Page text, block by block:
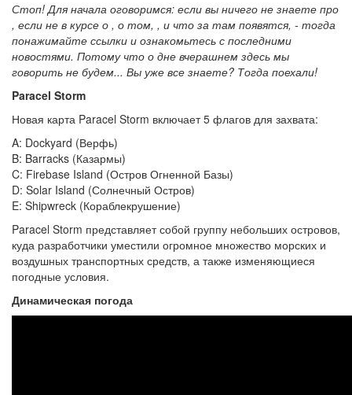
Стоп! Для начала оговоримся: если вы ничего не знаете про
, если не в курсе о , о том, , и что за там появятся, - тогда
понажимайте ссылки и ознакомьтесь с последними
новостями. Потому что о дне вчерашнем здесь мы
говорить не будем... Вы уже все знаете? Тогда поехали!
Paracel Storm
Новая карта Paracel Storm включает 5 флагов для захвата:
A: Dockyard (Верфь)
B: Barracks (Казармы)
C: Firebase Island (Остров Огненной Базы)
D: Solar Island (Солнечный Остров)
E: Shipwreck (Кораблекрушение)
Paracel Storm представляет собой группу небольших островов,
куда разработчики уместили огромное множество морских и
воздушных транспортных средств, а также изменяющиеся
погодные условия.
Динамическая погода